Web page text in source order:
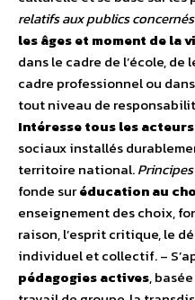
relatifs aux publics concernés
les âges et moment de la
dans le cadre de l’école,
cadre professionnel ou
tout niveau de
Intéresse tous les acteurs
sociaux installés
territoire national.
fonde suréducation au
enseignement des choix,
raison, l’esprit critique, le
individuel et collectif. –
pédagogies actives,